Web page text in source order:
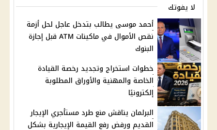
لا يفوتك
أحمد موسى يطالب بتدخل عاجل لحل أزمة
نقص الأموال في ماكينات ATM قبل إجازة
البنوك
خطوات استخراج وتجديد رخصة القيادة
الخاصة والمهنية والأوراق المطلوبة
إلكترونيًا
البرلمان يناقش منع طرد مستأجري الإيجار
القديم ورفض رفع القيمة الإيجارية بشكل